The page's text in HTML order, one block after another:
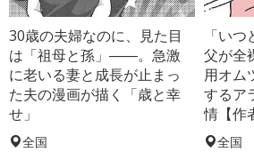
30歳の夫婦なのに、見た目
は「祖母と孫」――。急激
に老いる妻と成長が止まっ
た夫の漫画が描く「歳と幸
せ」
全国
「い
父が全
用オム
するア
情【作
全国